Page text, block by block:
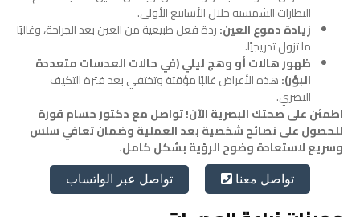
النظارات الشمسية خلال الأسابيع الأولى.
زيادة دموع العين:ردة فعل طبيعية من العين بعد الجراحة، وغالبًا
ما تزول تدريجيًا.
ظهور هالات أو وهج ليلي (في حالات العدسات متعددة
البؤر):هذه الأعراض غالبًا مؤقتة وتختفي بعد فترة التكيف
البصري.
اطمئن على صحتك البصرية الآن! تواصل مع دكتور حسام قورة
للحصول على نصائح شخصية بعد العملية وضمان تعافي سلس
وسريع لاستعادة وضوح الرؤية بشكل كامل.
تواصل معنا تواصل عبر الواتساب